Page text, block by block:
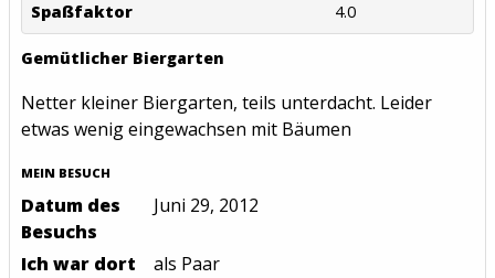
Spaßfaktor
4.0
Gemütlicher Biergarten
Netter kleiner Biergarten, teils unterdacht. Leider
etwas wenig eingewachsen mit Bäumen
MEIN BESUCH
Datum des
Besuchs
Juni 29, 2012
Ich war dort als Paar